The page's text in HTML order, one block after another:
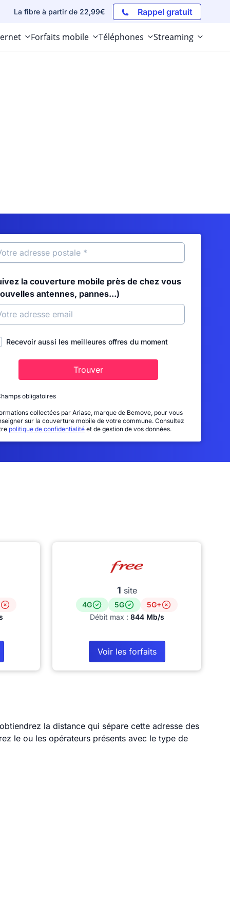
La fibre à partir de 22,99€ Rappel gratuit
Forfaits mobile Téléphones Streaming
la couverture mobile près de chez vous
antennes, pannes...)
Recevoir aussi les meilleures offres du moment
Trouver
obligatoires
collectées par Ariase, marque de Bemove, pour vous
sur la couverture mobile de votre commune. Consultez
politique de confidentialité et de gestion de vos données.
1 site
4G 5G
5G+
Débit max : 844 Mb/s
Voir les forfaits
la distance qui sépare cette adresse des
le ou les opérateurs présents avec le type de